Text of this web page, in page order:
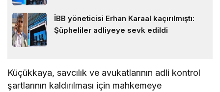
İBB yöneticisi Erhan Karaal kaçırılmıştı:
Şüpheliler adliyeye sevk edildi
Küçükkaya, savcılık ve avukatlarının adli kontrol
şartlarının kaldırılması için mahkemeye